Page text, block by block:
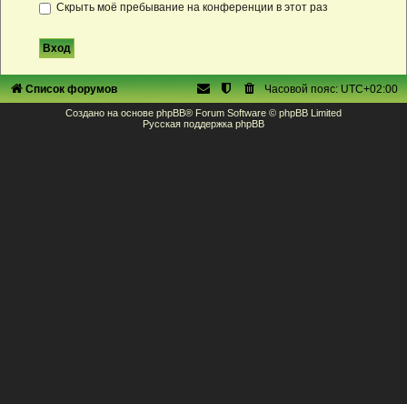
Скрыть моё пребывание на конференции в этот раз
Список форумов Часовой пояс:UTC+02:00
Создано на основе phpBB® Forum Software © phpBB Limited
Русская поддержка phpBB